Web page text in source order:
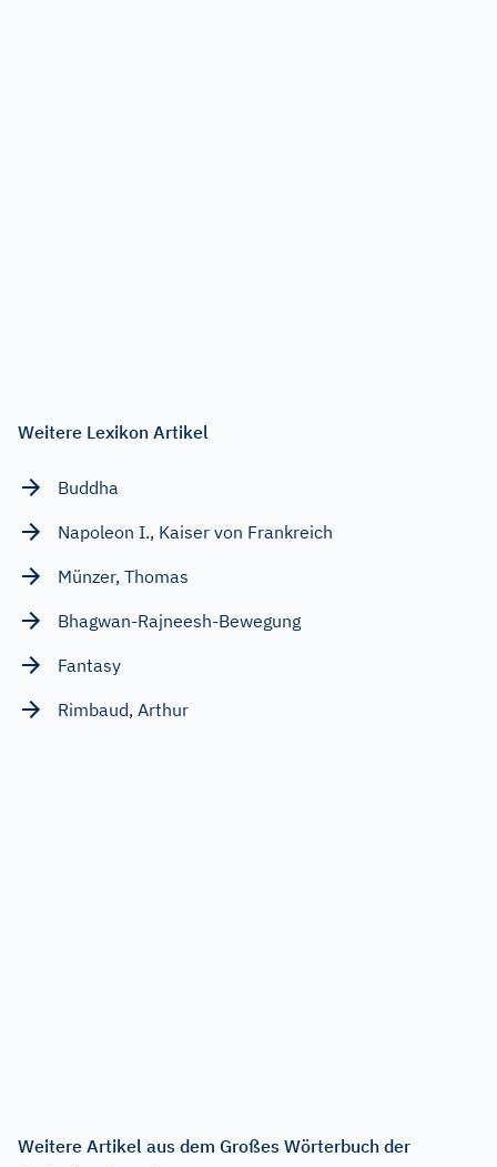
Weitere Lexikon Artikel
Buddha
Napoleon I., Kaiser von Frankreich
Münzer, Thomas
Bhagwan-Rajneesh-Bewegung
Fantasy
Rimbaud, Arthur
Weitere Artikel aus dem Großes Wörterbuch der